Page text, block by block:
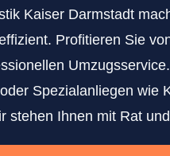
Kaiser Darmstadt
Profitieren Sie
Spezialanliegen wie
stehen Ihnen mit Rat